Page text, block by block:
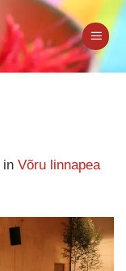
in Võru linnapea